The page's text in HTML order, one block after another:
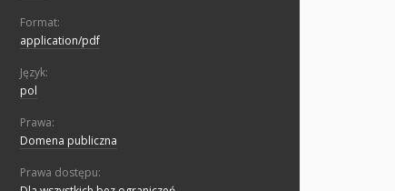
Format:
application/pdf
Język:
pol
Prawa:
Domena publiczna
Prawa dostępu: